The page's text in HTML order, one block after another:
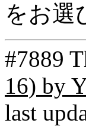
をお選
#7889
16) by
last